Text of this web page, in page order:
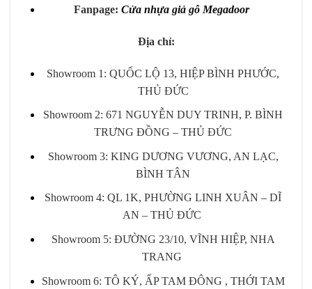
Fanpage: Cửa nhựa giả gỗ Megadoor
Địa chỉ:
Showroom 1: QUỐC LỘ 13, HIỆP BÌNH PHƯỚC,
THỦ ĐỨC
Showroom 2: 671 NGUYỄN DUY TRINH, P. BÌNH
TRƯNG ĐỒNG – THỦ ĐỨC
Showroom 3: KING DƯƠNG VƯƠNG, AN LẠC,
BÌNH TÂN
Showroom 4: QL 1K, PHƯỜNG LINH XUÂN – DĨ
AN – THỦ ĐỨC
Showroom 5: ĐƯỜNG 23/10, VĨNH HIỆP, NHA
TRANG
Showroom 6: TÔ KÝ, ẤP TAM ĐÔNG , THỚI TAM